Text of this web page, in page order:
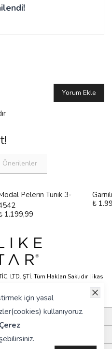
için yasal
kullanıyoruz.
Yorum Ekle
Önerilenler
Pelerin Tunik 3-
1.199,99
₺
LTD. ŞTİ. Tüm Hakları Saklıdır | ikas